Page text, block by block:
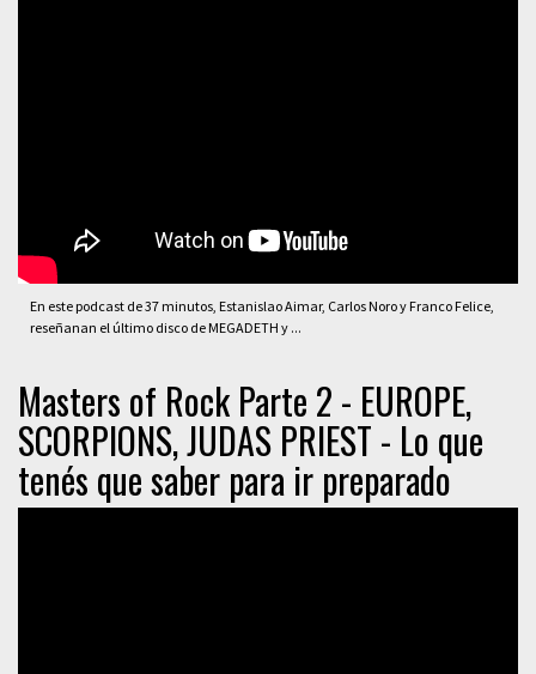
En este podcast de 37 minutos, Estanislao Aimar, Carlos Noro y Franco Felice,
reseñanan el último disco de MEGADETH y ...
Masters of Rock Parte 2 - EUROPE,
SCORPIONS, JUDAS PRIEST - Lo que
tenés que saber para ir preparado